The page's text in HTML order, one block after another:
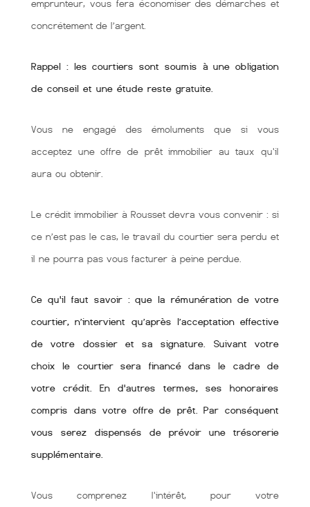
emprunteur, vous fera économiser des démarches et
concrétement de l’argent.
Rappel : les courtiers sont soumis à une obligation
de conseil et une étude reste gratuite.
Vous ne engagé des émoluments que si vous
acceptez une offre de prêt immobilier au taux qu'il
aura ou obtenir.
Le crédit immobilier à Rousset devra vous convenir : si
ce n’est pas le cas, le travail du courtier sera perdu et
il ne pourra pas vous facturer à peine perdue.
Ce qu'il faut savoir : que la rémunération de votre
courtier, n’intervient qu’après l’acceptation effective
de votre dossier et sa signature. Suivant votre
choix le courtier sera financé dans le cadre de
votre crédit. En d'autres termes, ses honoraires
compris dans votre offre de prêt. Par conséquent
vous serez dispensés de prévoir une trésorerie
supplémentaire.
Vous comprenez l'intérêt, pour votre